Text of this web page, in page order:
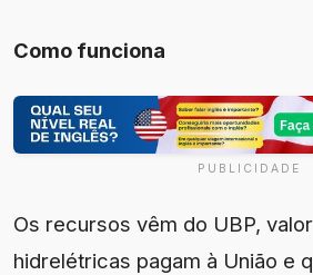
Como funciona
PUBLICIDADE
Os recursos vêm do UBP,
hidrelétricas pagam à União e